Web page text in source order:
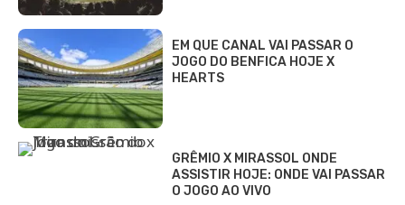
EM QUE CANAL VAI PASSAR O
JOGO DO BENFICA HOJE X
HEARTS
GRÊMIO X MIRASSOL ONDE
ASSISTIR HOJE: ONDE VAI PASSAR
O JOGO AO VIVO